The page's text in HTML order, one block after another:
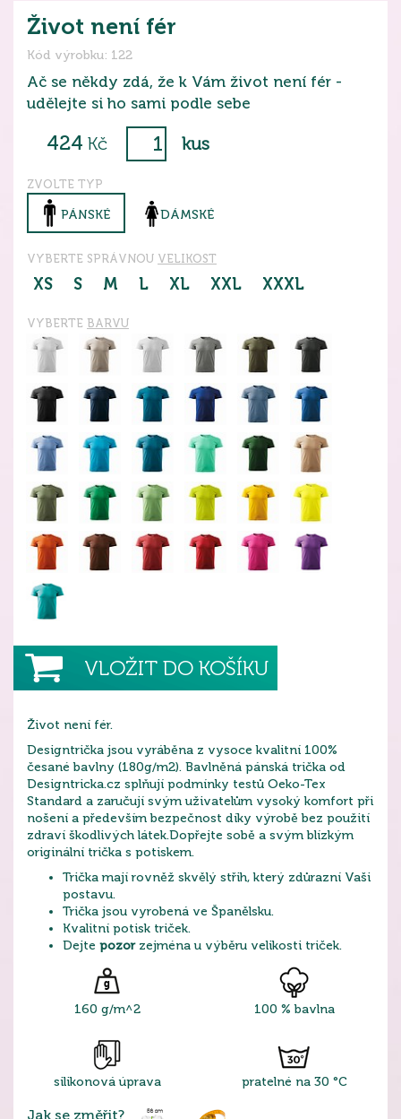
Život není fér
Kód výrobku: 122
Ač se někdy zdá, že k Vám život není fér -
udělejte si ho sami podle sebe
424 Kč kus
ZVOLTE TYP
PÁNSKÉ DÁMSKÉ
VYBERTE SPRÁVNOU VELIKOST
XS S M L XL XXL XXXL
VYBERTE BARVU
VLOŽIT DO KOŠÍKU
Život není fér.
Designtrička jsou vyráběna z vysoce kvalitní 100%
česané bavlny (180g/m2). Bavlněná pánská trička od
Designtricka.cz splňují podmínky testů Oeko-Tex
Standard a zaručují svým uživatelům vysoký komfort při
nošení a především bezpečnost díky výrobě bez použití
zdraví škodlivých látek.Dopřejte sobě a svým blízkým
originální trička s potiskem.
Trička mají rovněž skvělý střih, který zdůrazní Vaši
postavu.
Trička jsou vyrobená ve Španělsku.
Kvalitní potisk triček.
Dejte pozorzejména u výběru velikosti triček.
160 g/m^2 100 % bavlna
silikonová úprava pratelné na 30 °C
Jak se změřit?